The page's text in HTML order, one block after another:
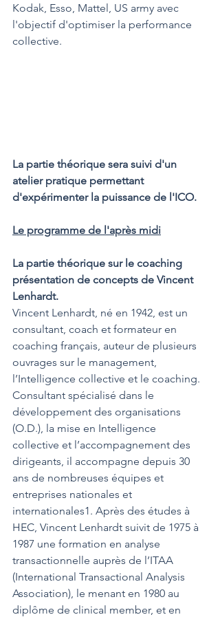
Kodak, Esso, Mattel, US army avec
l'objectif d'optimiser la performance
collective.
La partie théorique sera suivi d'un
atelier pratique permettant
d'expérimenter la puissance de l'ICO.
Le programme de l'après midi
La partie théorique sur le coaching
présentation de concepts de Vincent
Lenhardt.
Vincent Lenhardt, né en 1942, est un
consultant, coach et formateur en
coaching français, auteur de plusieurs
ouvrages sur le management,
l’Intelligence collective et le coaching.
Consultant spécialisé dans le
développement des organisations
(O.D.), la mise en Intelligence
collective et l’accompagnement des
dirigeants, il accompagne depuis 30
ans de nombreuses équipes et
entreprises nationales et
internationales1. Après des études à
HEC, Vincent Lenhardt suivit de 1975 à
1987 une formation en analyse
transactionnelle auprès de l’ITAA
(International Transactional Analysis
Association), le menant en 1980 au
diplôme de clinical member, et en